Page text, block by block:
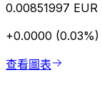
0.00851997 EUR
+0.0000 (0.03%)
查看圖表